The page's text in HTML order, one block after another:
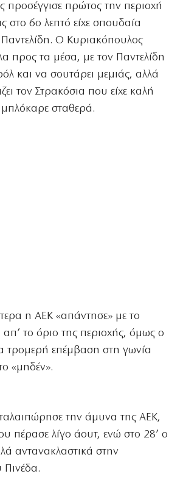
πρώτος την περιοχή
στο 6ο λεπτό είχε σπουδαία
Παντελίδη. Ο Κυριακόπουλος
προς τα μέσα, με τον Παντελίδη
και να σουτάρει μεμιάς, αλλά
τον Στρακόσια που είχε καλή
σταθερά.
η ΑΕΚ «απάντησε» με το
απ’ το όριο της περιοχής, όμως ο
τρομερή επέμβαση στη γωνία
«μηδέν».
ταλαιπώρησε την άμυνα της ΑΕΚ,
πέρασε λίγο άουτ, ενώ στο 28’ ο
αντανακλαστικά στην
Πινέδα.